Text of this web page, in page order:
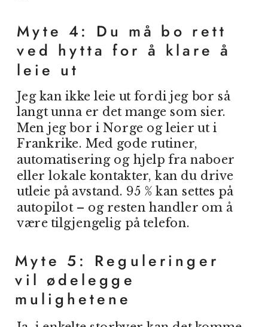
Myte 4: Du må bo rett
ved hytta for å klare å
leie ut
Jeg kan ikke leie ut fordi jeg bor så
langt unna er det mange som sier.
Men jeg bor i Norge og leier ut i
Frankrike. Med gode rutiner,
automatisering og hjelp fra naboer
eller lokale kontakter, kan du drive
utleie på avstand. 95 % kan settes på
autopilot – og resten handler om å
være tilgjengelig på telefon.
Myte 5: Reguleringer
vil ødelegge
mulighetene